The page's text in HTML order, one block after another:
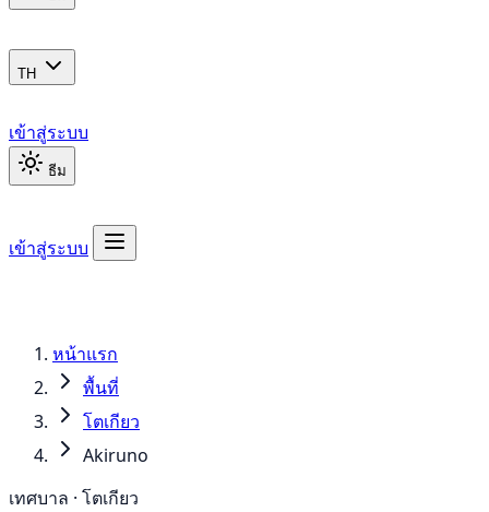
TH
เข้าสู่ระบบ
ธีม
เข้าสู่ระบบ
หน้าแรก
พื้นที่
โตเกียว
Akiruno
เทศบาล · โตเกียว